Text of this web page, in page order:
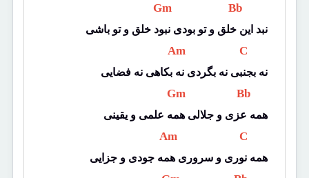
Gm Bb
نبد این خلق و تو بودی نبود خلق و تو باشی
Am C
نه بجنبی نه بگردی نه بکاهی نه فضایی
Gm Bb
همه عزی و جلالی همه علمی و یقینی
Am C
همه نوری و سروری همه جودی و جزایی